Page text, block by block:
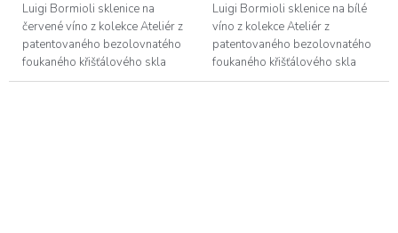
Luigi Bormioli sklenice na
červené víno z kolekce Ateliér z
patentovaného bezolovnatého
foukaného křišťálového skla
Son.hyx se výšenou odolností
Luigi Bormioli sklenice na bílé
víno z kolekce Ateliér z
patentovaného bezolovnatého
foukaného křišťálového skla
Son.hyx se výšenou odolností